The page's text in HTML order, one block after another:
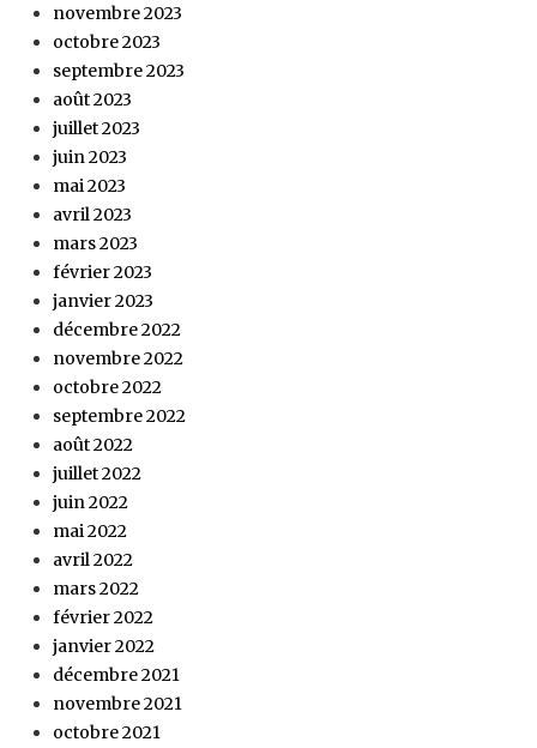
novembre 2023
octobre 2023
septembre 2023
août 2023
juillet 2023
juin 2023
mai 2023
avril 2023
mars 2023
février 2023
janvier 2023
décembre 2022
novembre 2022
octobre 2022
septembre 2022
août 2022
juillet 2022
juin 2022
mai 2022
avril 2022
mars 2022
février 2022
janvier 2022
décembre 2021
novembre 2021
octobre 2021